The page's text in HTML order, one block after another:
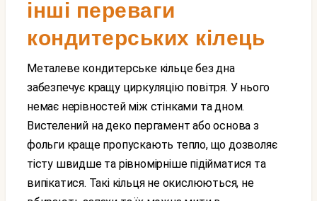
інші переваги
кондитерських кілець
Металеве кондитерське кільце без дна
забезпечує кращу циркуляцію повітря. У нього
немає нерівностей між стінками та дном.
Вистелений на деко пергамент або основа з
фольги краще пропускають тепло, що дозволяє
тісту швидше та рівномірніше підійматися та
випікатися. Такі кільця не окислюються, не